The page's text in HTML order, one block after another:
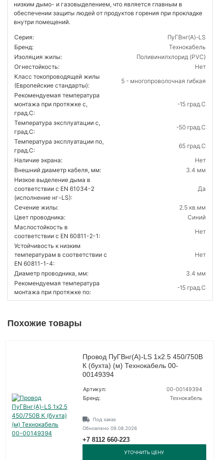
низким дымо- и газовыделением, что является главным в
обеспечении защиты людей от продуктов горения при прокладке
внутри помещений.
Серия:
ПуГВнг(А)-LS
Бренд:
Технокабель
Изоляция жилы:
Поливинилхлорид (PVC)
Огнестойкость:
Нет
Класс токопроводящей жилы
(Европейские стандарты):
5 - многопроволочная гибкая
Рекомендуемая температура
монтажа при протяжке с,
град.C:
-15 град.C
Температура эксплуатации с,
град.C:
-50 град.C
Температура эксплуатации по,
град.C:
65 град.C
Наличие экрана:
Нет
Внешний диаметр кабеля, мм:
3.4 мм
Низкое выделение дыма в
соответствии с EN 61034-2
(исполнение нг-LS):
Да
Сечение жилы:
2.5 кв.мм
Цвет проводника:
Синий
Маслостойкость в
соответствии с EN 60811-2-1:
Нет
Устойчивость к низким
температурам в соответствии с
EN 60811-1-4:
Нет
Диаметр проводника, мм:
3.4 мм
Рекомендуемая температура
монтажа при протяжке по:
-15 град.C
Похожие товары
Провод ПуГВнг(А)-LS 1х2.5 450/750В
К (бухта) (м) Технокабель 00-
00149394
Артикул:
00-00149394
Бренд:
Технокабель
Под заказ
Обновлено 09.08.2026
+7 8112 660-223
УТОЧНИТЬ ЦЕНУ